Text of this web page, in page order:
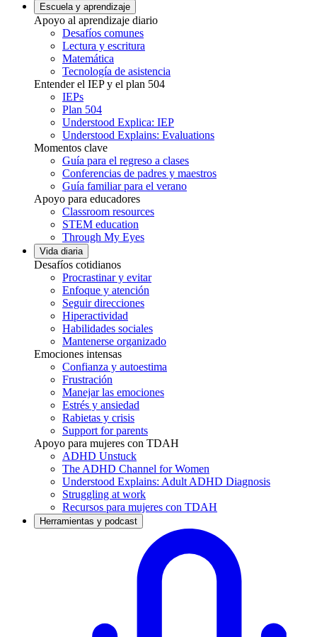
Escuela y aprendizaje
Apoyo al aprendizaje diario
Desafíos comunes
Lectura y escritura
Matemática
Tecnología de asistencia
Entender el IEP y el plan 504
IEPs
Plan 504
Understood Explica: IEP
Understood Explains: Evaluations
Momentos clave
Guía para el regreso a clases
Conferencias de padres y maestros
Guía familiar para el verano
Apoyo para educadores
Classroom resources
STEM education
Through My Eyes
Vida diaria
Desafíos cotidianos
Procrastinar y evitar
Enfoque y atención
Seguir direcciones
Hiperactividad
Habilidades sociales
Mantenerse organizado
Emociones intensas
Confianza y autoestima
Frustración
Manejar las emociones
Estrés y ansiedad
Rabietas y crisis
Support for parents
Apoyo para mujeres con TDAH
ADHD Unstuck
The ADHD Channel for Women
Understood Explains: Adult ADHD Diagnosis
Struggling at work
Recursos para mujeres con TDAH
Herramientas y podcast